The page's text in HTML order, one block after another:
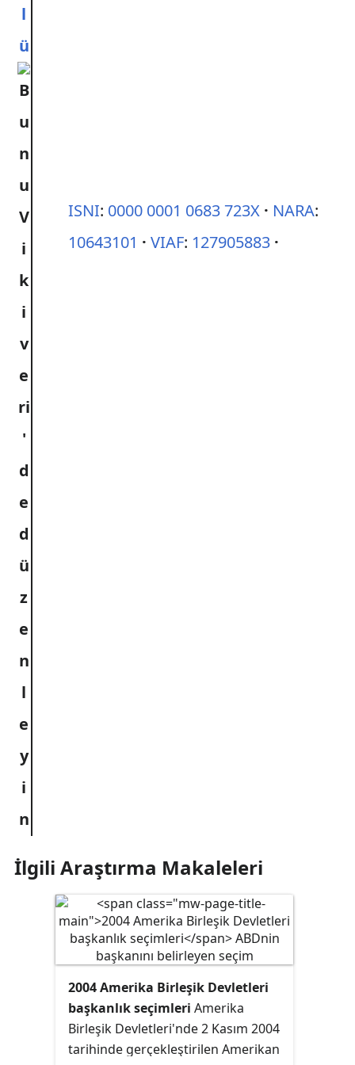
l
ü
ISNI: 0000 0001 0683 723X NARA:
10643101
VIAF: 127905883
İlgili Araştırma Makaleleri
2004 Amerika Birleşik Devletleri
başkanlık seçimleri Amerika
Birleşik Devletleri'nde 2 Kasım 2004
tarihinde gerçekleştirilen Amerikan